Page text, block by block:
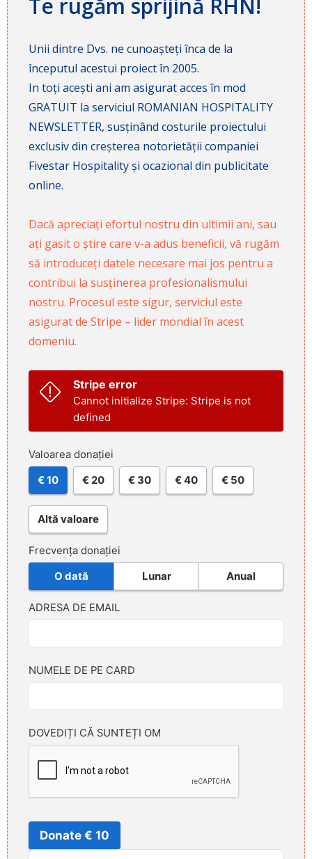
Unii dintre Dvs. ne cunoașteți înca de la
începutul acestui proiect în 2005.
In toți acești ani am asigurat acces în mod
GRATUIT la serviciul ROMANIAN HOSPITALITY
NEWSLETTER, susținând costurile proiectului
exclusiv din creșterea notorietății companiei
Fivestar Hospitality și ocazional din publicitate
online.
Dacă apreciați efortul nostru din ultimii ani, sau
ați gasit o știre care v-a adus beneficii, vă rugăm
să introduceți datele necesare mai jos pentru a
contribui la susținerea profesionalismului
nostru. Procesul este sigur, serviciul este
asigurat de Stripe – lider mondial în acest
domeniu.
Stripe error
Cannot initialize Stripe: Stripe is not
defined
Valoarea donației
€ 10 € 20 € 30 € 40 € 50
Altă valoare
Frecvența donației
O dată Lunar Anual
ADRESA DE EMAIL
NUMELE DE PE CARD
DOVEDIȚI CĂ SUNTEȚI OM
Donate € 10